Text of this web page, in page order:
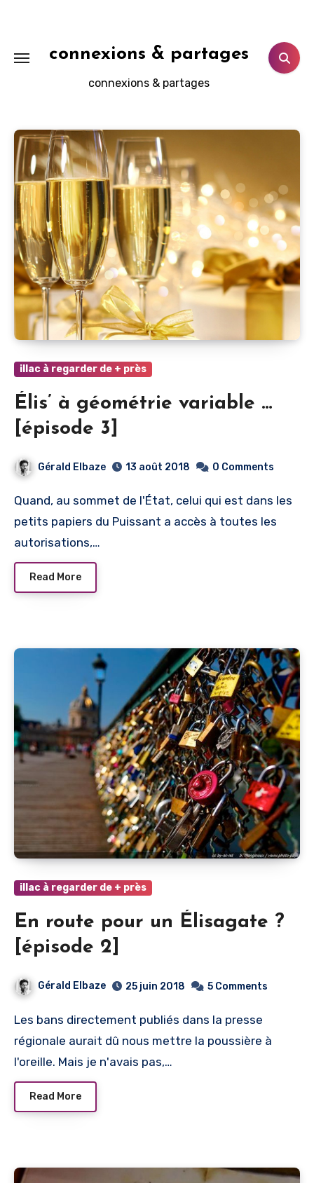
principal
connexions & partages
connexions & partages
illac à regarder de + près
Élis’ à géométrie variable …
[épisode 3]
Gérald Elbaze 13 août 2018 0 Comments
Quand, au sommet de l'État, celui qui est dans les
petits papiers du Puissant a accès à toutes les
autorisations,…
Read More
illac à regarder de + près
En route pour un Élisagate ?
[épisode 2]
Gérald Elbaze 25 juin 2018 5 Comments
Les bans directement publiés dans la presse
régionale aurait dû nous mettre la poussière à
l'oreille. Mais je n'avais pas,…
Read More